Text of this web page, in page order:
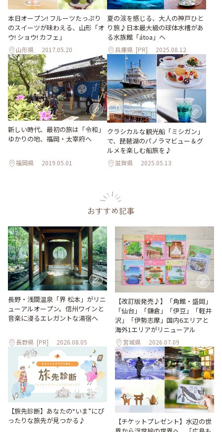
本日オープン! フルーツたっぷり
のスイーツが味わえる、山形「オ
ウ! ショウ! カフェ」
山形県 2017.05.20
夏の涼を感じる、大人の神戸ひと
り旅♪日本最大級の球体水槽があ
る水族館「átoa」へ
兵庫県 [PR] 2025.08.12
新しい時代、最初の旅は「令和」
ゆかりの地、福岡・太宰府へ
福岡県 2019.05.01
クラシカルな観光船「ミシガン」
で、琵琶湖のパノラマビュー＆グ
ルメを楽しむ船旅を♪
滋賀県 2025.05.13
おすすめ記事
長野・浅間温泉「界 松本」がリニ
ューアルオープン。信州ワインと
音楽に浸るエレガントな湯宿へ
長野県 [PR] 2026.08.05
【改訂版発売♪】「角館・盛岡」
「仙台」「鎌倉」「伊豆」「軽井
沢」「伊勢志摩」国内6エリアと
海外1エリアがリニューアル
宮城県 2026.07.09
【旅先診断】あなたの“いま”にぴ
ったりな旅先が見つかる♪
【チケットプレゼント】水辺の世